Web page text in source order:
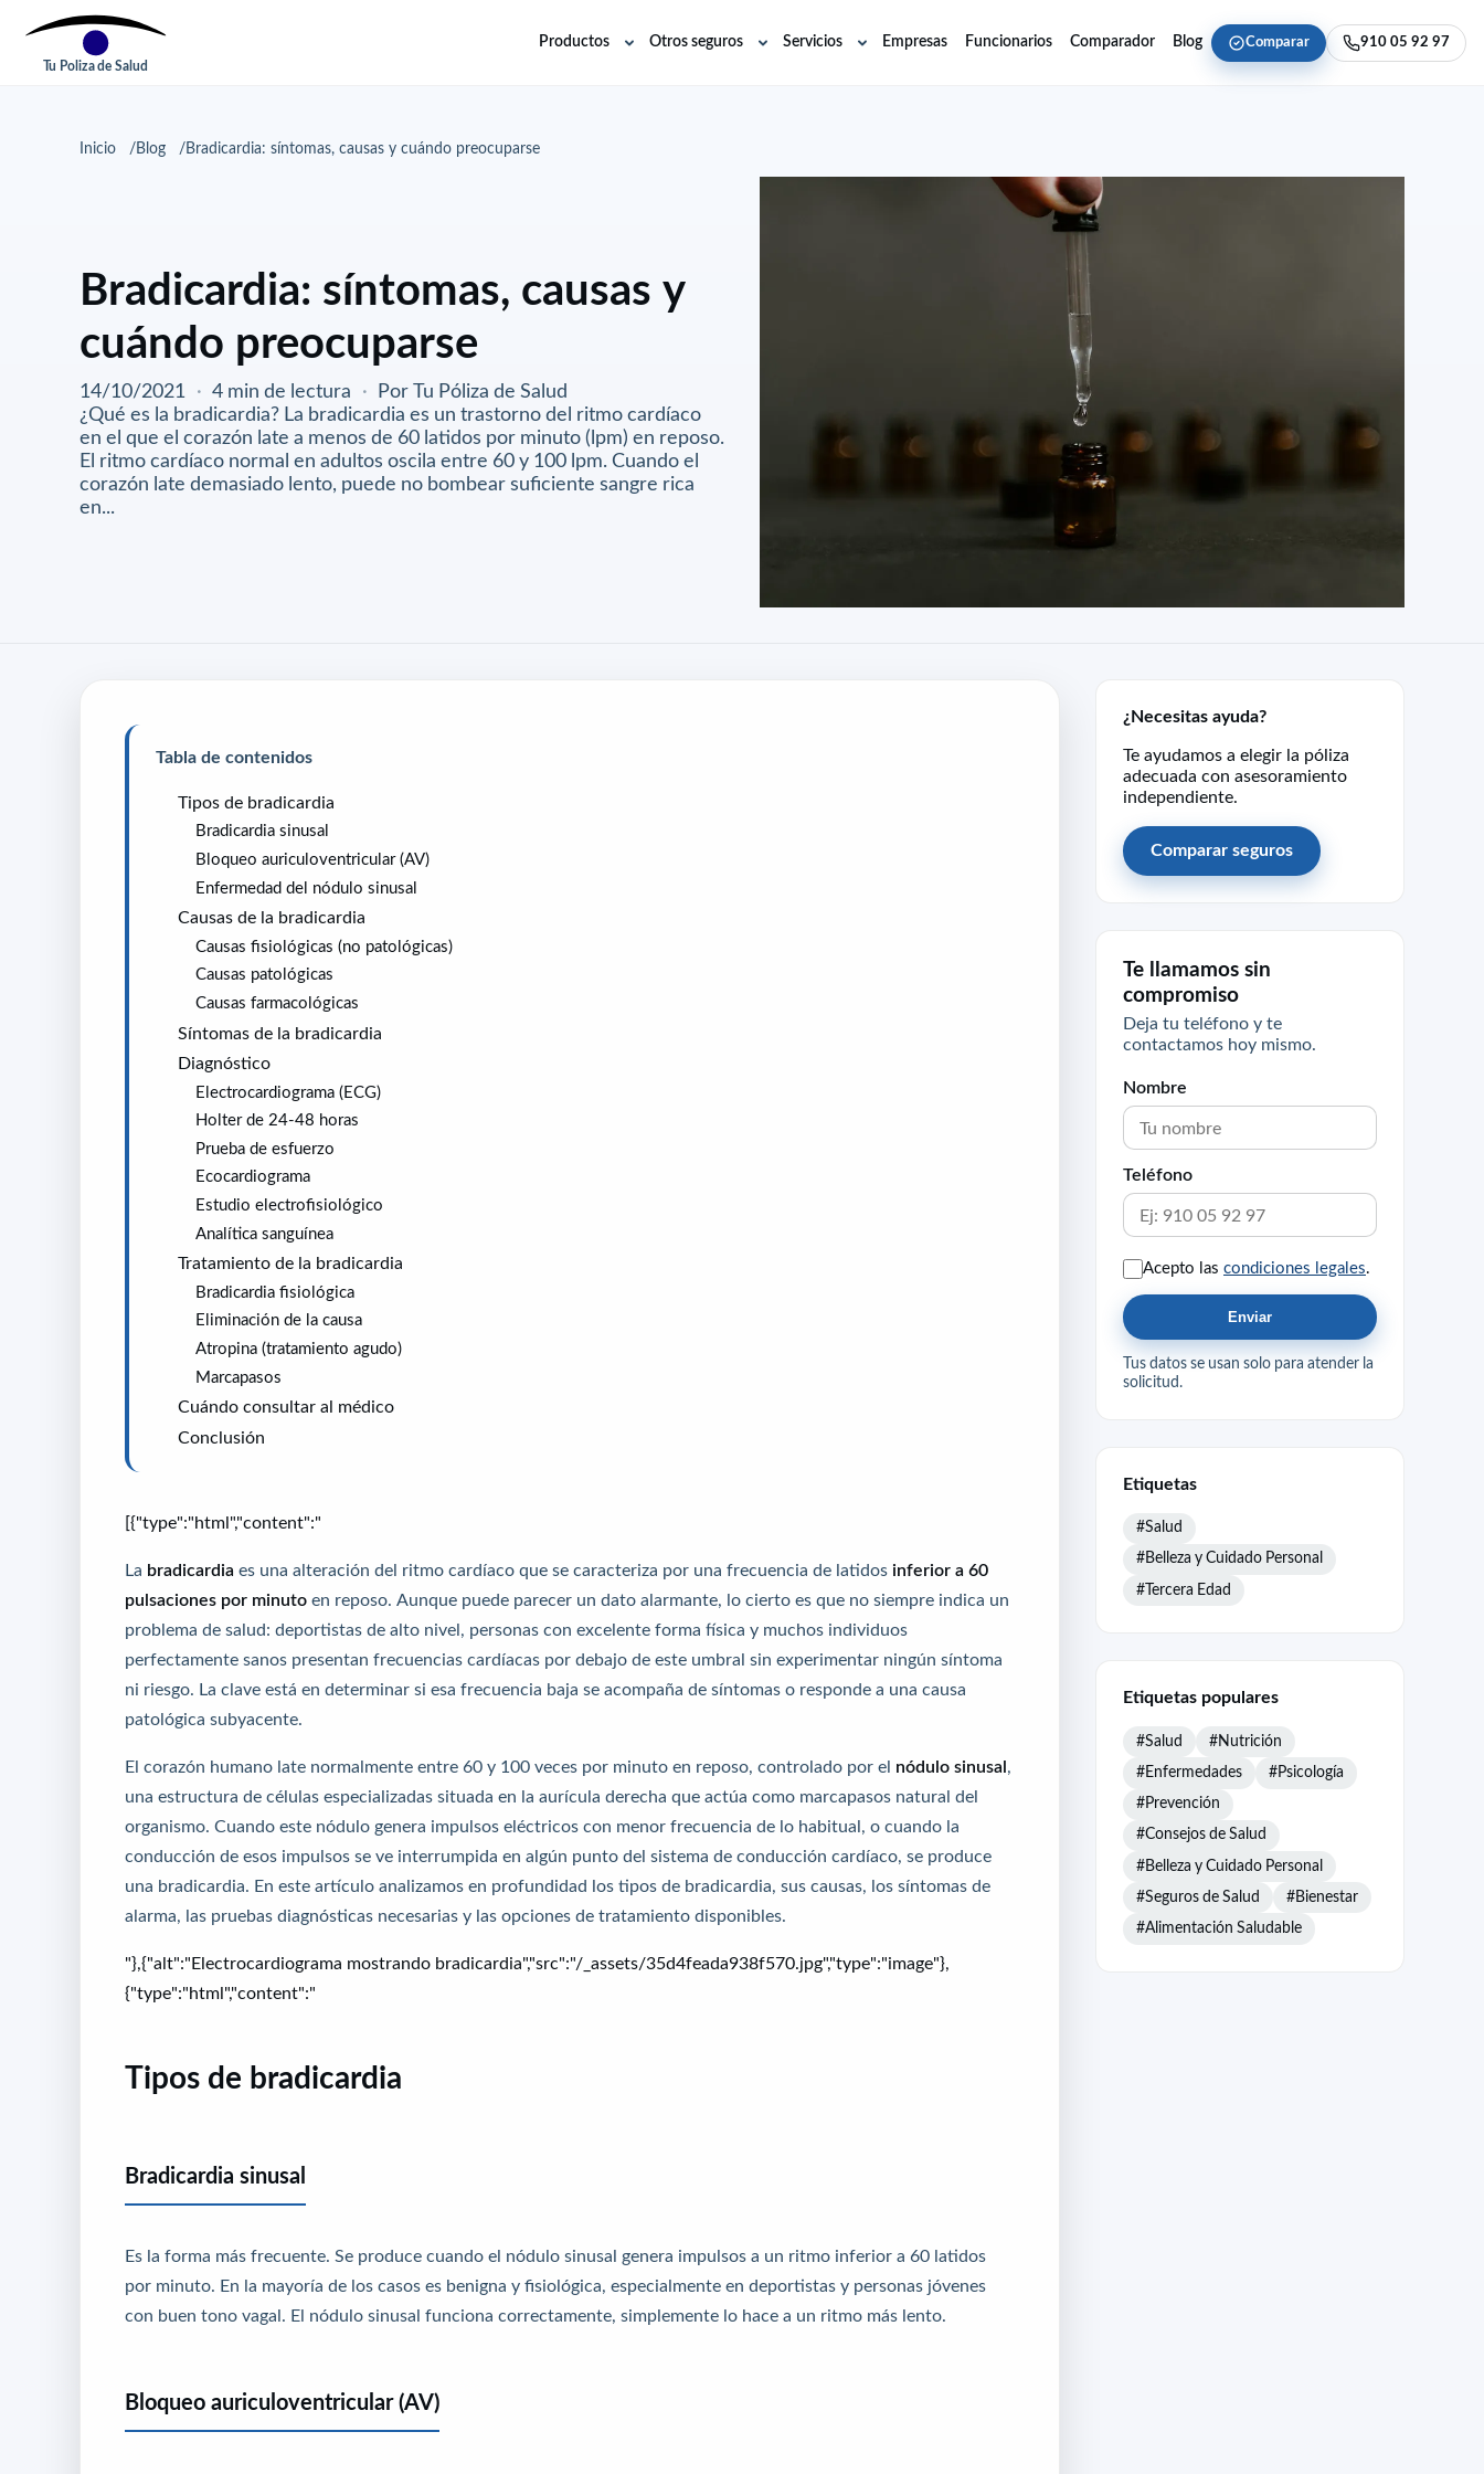
Tu Poliza de Salud
Productos
AbrirOtros seguros
AbrirServicios
AbrirEmpresas Funcionarios Comparador Blog Comparar 910 05 92 97
Inicio Blog Bradicardia: síntomas, causas y cuándo preocuparse
Bradicardia: síntomas, causas y
cuándo preocuparse
14/10/2021 · 4 min de lectura ·
Por Tu Póliza de Salud
¿Qué es la bradicardia? La bradicardia es un trastorno del ritmo cardíaco
en el que el corazón late a menos de 60 latidos por minuto (lpm) en reposo.
El ritmo cardíaco normal en adultos oscila entre 60 y 100 lpm. Cuando el
corazón late demasiado lento, puede no bombear suficiente sangre rica
en...
Tabla de contenidos
Tipos de bradicardia
Bradicardia sinusal
Bloqueo auriculoventricular (AV)
Enfermedad del nódulo sinusal
Causas de la bradicardia
Causas fisiológicas (no patológicas)
Causas patológicas
Causas farmacológicas
Síntomas de la bradicardia
Diagnóstico
Electrocardiograma (ECG)
Holter de 24-48 horas
Prueba de esfuerzo
Ecocardiograma
Estudio electrofisiológico
Analítica sanguínea
Tratamiento de la bradicardia
Bradicardia fisiológica
Eliminación de la causa
Atropina (tratamiento agudo)
Marcapasos
Cuándo consultar al médico
Conclusión
[{"type":"html","content":"
La bradicardia es una alteración del ritmo cardíaco que se caracteriza por una frecuencia de latidos inferior a 60
pulsaciones por minuto en reposo. Aunque puede parecer un dato alarmante, lo cierto es que no siempre indica un
problema de salud: deportistas de alto nivel, personas con excelente forma física y muchos individuos
perfectamente sanos presentan frecuencias cardíacas por debajo de este umbral sin experimentar ningún síntoma
ni riesgo. La clave está en determinar si esa frecuencia baja se acompaña de síntomas o responde a una causa
patológica subyacente.
El corazón humano late normalmente entre 60 y 100 veces por minuto en reposo, controlado por el nódulo sinusal,
una estructura de células especializadas situada en la aurícula derecha que actúa como marcapasos natural del
organismo. Cuando este nódulo genera impulsos eléctricos con menor frecuencia de lo habitual, o cuando la
conducción de esos impulsos se ve interrumpida en algún punto del sistema de conducción cardíaco, se produce
una bradicardia. En este artículo analizamos en profundidad los tipos de bradicardia, sus causas, los síntomas de
alarma, las pruebas diagnósticas necesarias y las opciones de tratamiento disponibles.
"},{"alt":"Electrocardiograma mostrando bradicardia","src":"/_assets/35d4feada938f570.jpg","type":"image"},
{"type":"html","content":"
Tipos de bradicardia
Bradicardia sinusal
Es la forma más frecuente. Se produce cuando el nódulo sinusal genera impulsos a un ritmo inferior a 60 latidos
por minuto. En la mayoría de los casos es benigna y fisiológica, especialmente en deportistas y personas jóvenes
con buen tono vagal. El nódulo sinusal funciona correctamente, simplemente lo hace a un ritmo más lento.
Bloqueo auriculoventricular (AV)
¿Necesitas ayuda?
Te ayudamos a elegir la póliza
adecuada con asesoramiento
independiente.
Comparar seguros
Te llamamos sin
compromiso
Deja tu teléfono y te
contactamos hoy mismo.
Nombre
Teléfono
Acepto las condiciones legales.
Enviar
Tus datos se usan solo para atender la
solicitud.
Etiquetas
#Salud
#Belleza y Cuidado Personal
#Tercera Edad
Etiquetas populares
#Salud #Nutrición
#Enfermedades #Psicología
#Prevención
#Consejos de Salud
#Belleza y Cuidado Personal
#Seguros de Salud #Bienestar
#Alimentación Saludable